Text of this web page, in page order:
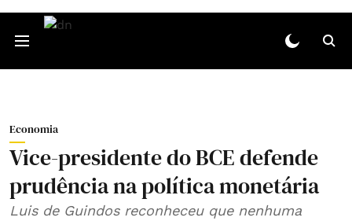
Economia
Vice-presidente do BCE defende
prudência na política monetária
Luis de Guindos reconheceu que nenhuma